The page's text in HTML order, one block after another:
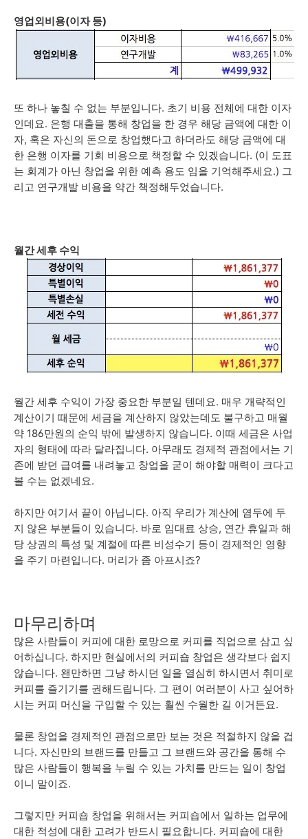
영업외비용(이자 등)
또 하나 놓칠 수 없는 부분입니다. 초기 비용 전체에 대한 이자
인데요. 은행 대출을 통해 창업을 한 경우 해당 금액에 대한 이
자, 혹은 자신의 돈으로 창업했다고 하더라도 해당 금액에 대
한 은행 이자를 기회 비용으로 책정할 수 있겠습니다. (이 도표
는 회계가 아닌 창업을 위한 예측 용도 임을 기억해주세요.) 그
리고 연구개발 비용을 약간 책정해두었습니다.
월간 세후 수익
월간 세후 수익이 가장 중요한 부분일 텐데요. 매우 개략적인
계산이기 때문에 세금을 계산하지 않았는데도 불구하고 매월
약 186만원의 순익 밖에 발생하지 않습니다. 이때 세금은 사업
자의 형태에 따라 달라집니다. 아무래도 경제적 관점에서는 기
존에 받던 급여를 내려놓고 창업을 굳이 해야할 매력이 크다고
볼 수는 없겠네요.
하지만 여기서 끝이 아닙니다. 아직 우리가 계산에 염두에 두
지 않은 부분들이 있습니다. 바로 임대료 상승, 연간 휴일과 해
당 상권의 특성 및 계절에 따른 비성수기 등이 경제적인 영향
을 주기 마련입니다. 머리가 좀 아프시죠?
마무리하며
많은 사람들이 커피에 대한 로망으로 커피를 직업으로 삼고 싶
어하십니다. 하지만 현실에서의 커피숍 창업은 생각보다 쉽지
않습니다. 왠만하면 그냥 하시던 일을 열심히 하시면서 취미로
커피를 즐기기를 권해드립니다. 그 편이 여러분이 사고 싶어하
시는 커피 머신을 구입할 수 있는 훨씬 수월한 길 이거든요.
물론 창업을 경제적인 관점으로만 보는 것은 적절하지 않을 겁
니다. 자신만의 브랜드를 만들고 그 브랜드와 공간을 통해 수
많은 사람들이 행복을 누릴 수 있는 가치를 만드는 일이 창업
이니 말이죠.
그렇지만 커피숍 창업을 위해서는 커피숍에서 일하는 업무에
대한 적성에 대한 고려가 반드시 필요합니다. 커피숍에 대한